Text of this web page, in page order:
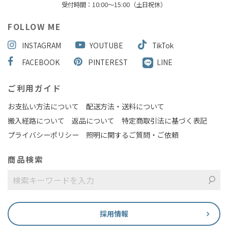
受付時間：10:00～15:00（土日祝休）
FOLLOW ME
INSTAGRAM YOUTUBE
TikTok
FACEBOOK
PINTEREST LINE
ご利用ガイド
お支払い方法について
配送方法・送料について
搬入経路について
返品について
特定商取引法に基づく表記
プライバシーポリシー
照明に関するご質問・ご依頼
商品検索
採用情報